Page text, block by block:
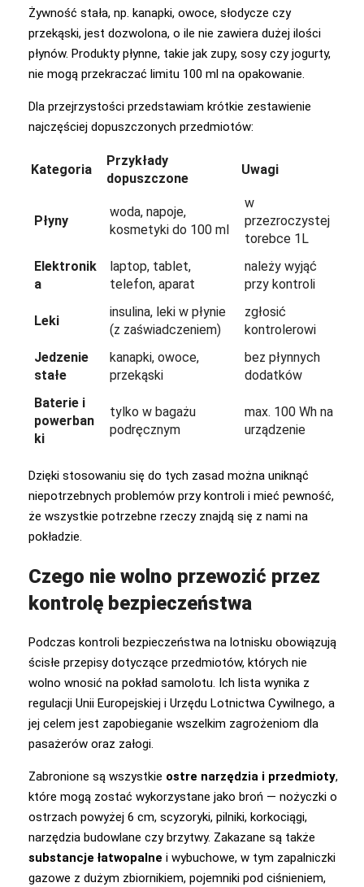
Żywność stała, np. kanapki, owoce, słodycze czy
przekąski, jest dozwolona, o ile nie zawiera dużej ilości
płynów. Produkty płynne, takie jak zupy, sosy czy jogurty,
nie mogą przekraczać limitu 100 ml na opakowanie.
Dla przejrzystości przedstawiam krótkie zestawienie
najczęściej dopuszczonych przedmiotów:
Kategoria
Przykłady
dopuszczone
Uwagi
Płyny
woda, napoje,
kosmetyki do 100 ml
w
przezroczystej
torebce 1L
Elektronik
a
laptop, tablet,
telefon, aparat
należy wyjąć
przy kontroli
Leki
insulina, leki w płynie
(z zaświadczeniem)
zgłosić
kontrolerowi
Jedzenie
stałe
kanapki, owoce,
przekąski
bez płynnych
dodatków
Baterie i
powerban
ki
tylko w bagażu
podręcznym
max. 100 Wh na
urządzenie
Dzięki stosowaniu się do tych zasad można uniknąć
niepotrzebnych problemów przy kontroli i mieć pewność,
że wszystkie potrzebne rzeczy znajdą się z nami na
pokładzie.
Czego nie wolno przewozić przez
kontrolę bezpieczeństwa
Podczas kontroli bezpieczeństwa na lotnisku obowiązują
ścisłe przepisy dotyczące przedmiotów, których nie
wolno wnosić na pokład samolotu. Ich lista wynika z
regulacji Unii Europejskiej i Urzędu Lotnictwa Cywilnego, a
jej celem jest zapobieganie wszelkim zagrożeniom dla
pasażerów oraz załogi.
Zabronione są wszystkie ostre narzędzia i przedmioty,
które mogą zostać wykorzystane jako broń — nożyczki o
ostrzach powyżej 6 cm, scyzoryki, pilniki, korkociągi,
narzędzia budowlane czy brzytwy. Zakazane są także
substancje łatwopalne i wybuchowe, w tym zapalniczki
gazowe z dużym zbiornikiem, pojemniki pod ciśnieniem,